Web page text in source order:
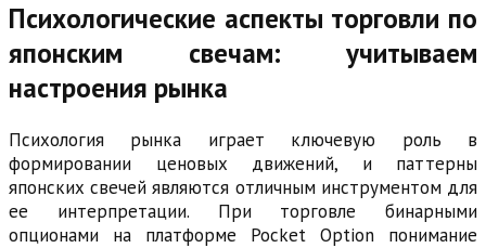
Психологические аспекты торговли по
японским свечам: учитываем
настроения рынка
Психология рынка играет ключевую роль в
формировании ценовых движений, и паттерны
японских свечей являются отличным инструментом для
ее интерпретации. При торговле бинарными
опционами на платформе Pocket Option понимание